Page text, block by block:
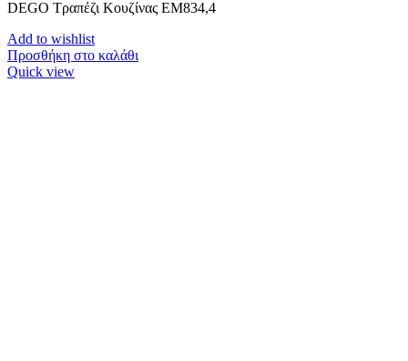
DEGO Τραπέζι Κουζίνας ΕΜ834,4
Add to wishlist
Προσθήκη στο καλάθι
Quick view